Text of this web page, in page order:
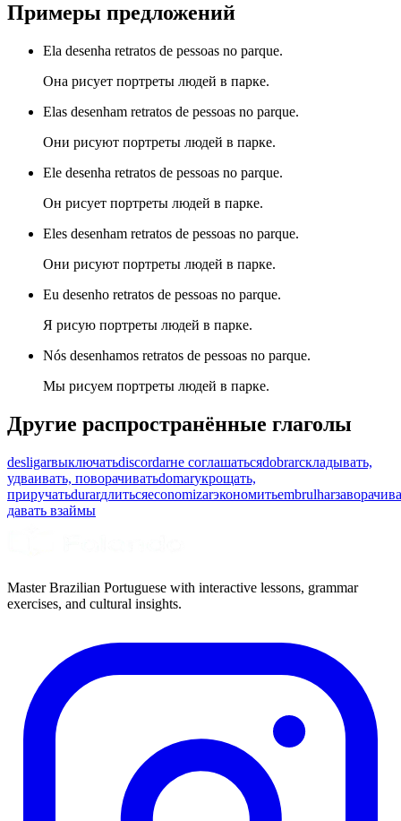
Примеры предложений
Ela desenha retratos de pessoas no parque.
Она рисует портреты людей в парке.
Elas desenham retratos de pessoas no parque.
Они рисуют портреты людей в парке.
Ele desenha retratos de pessoas no parque.
Он рисует портреты людей в парке.
Eles desenham retratos de pessoas no parque.
Они рисуют портреты людей в парке.
Eu desenho retratos de pessoas no parque.
Я рисую портреты людей в парке.
Nós desenhamos retratos de pessoas no parque.
Мы рисуем портреты людей в парке.
Другие распространённые глаголы
desligarвыключатьdiscordarне соглашатьсяdobrarскладывать,
удваивать, поворачиватьdomarукрощать,
приручатьdurarдлитьсяeconomizarэкономитьembrulhar
давать взаймы
Master Brazilian Portuguese with interactive lessons, grammar
exercises, and cultural insights.